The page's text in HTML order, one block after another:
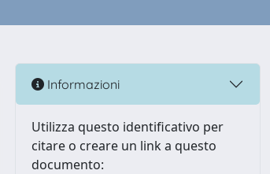
Informazioni
Utilizza questo identificativo per
citare o creare un link a questo
documento: